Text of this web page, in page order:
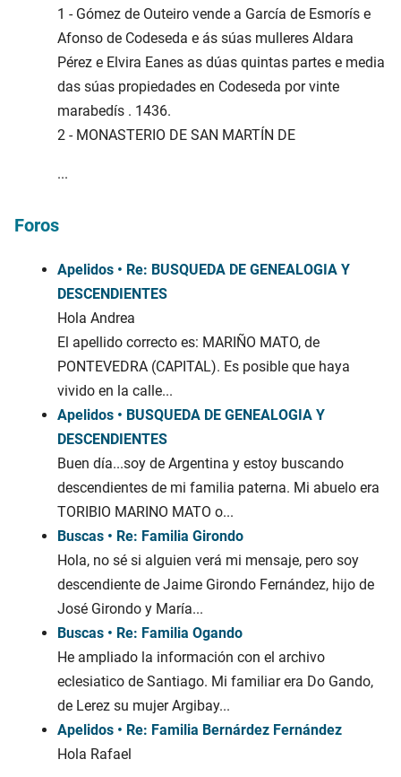
1 - Gómez de Outeiro vende a García de Esmorís e
Afonso de Codeseda e ás súas mulleres Aldara
Pérez e Elvira Eanes as dúas quintas partes e media
das súas propiedades en Codeseda por vinte
marabedís . 1436.
2 - MONASTERIO DE SAN MARTÍN DE
...
Foros
Apelidos • Re: BUSQUEDA DE GENEALOGIA Y
DESCENDIENTES
Hola Andrea
El apellido correcto es: MARIÑO MATO, de
PONTEVEDRA (CAPITAL). Es posible que haya
vivido en la calle...
Apelidos • BUSQUEDA DE GENEALOGIA Y
DESCENDIENTES
Buen día...soy de Argentina y estoy buscando
descendientes de mi familia paterna. Mi abuelo era
TORIBIO MARINO MATO o...
Buscas • Re: Familia Girondo
Hola, no sé si alguien verá mi mensaje, pero soy
descendiente de Jaime Girondo Fernández, hijo de
José Girondo y María...
Buscas • Re: Familia Ogando
He ampliado la información con el archivo
eclesiatico de Santiago. Mi familiar era Do Gando,
de Lerez su mujer Argibay...
Apelidos • Re: Familia Bernárdez Fernández
Hola Rafael